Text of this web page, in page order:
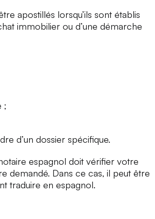
apostillés lorsqu’ils sont établis
immobilier ou d’une démarche
;
d’un dossier spécifique.
espagnol doit vérifier votre
demandé. Dans ce cas, il peut être
traduire en espagnol.